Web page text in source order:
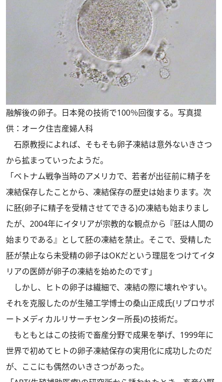
融解後の卵子。日本発の技術で100％回復する。写真提
供：オーク住吉産婦人科
石原教授によれば、そもそも卵子凍結は意外ないきさつ
から拡まっていったようだ。
「ベトナム戦争当時のアメリカで、若者が出征前に精子を
凍結保存したことから、凍結保存の歴史は始まります。次
に胚(卵子に精子を受精させてできる)の凍結も始まりまし
たが、2004年にイタリアが宗教的な観点から『胚は人間の
始まりである』として胚の凍結を禁止。そこで、受精した
胚が禁止なら未受精の卵子はOKだという理屈をつけてイタ
リアの医師が卵子の凍結を始めたのです」
しかし、ヒトの卵子は繊細で、凍結の際に壊れやすい。
それを克服したのが生殖工学博士の桑山正成氏(リプロサポ
ートメディカルリサーチセンター所長)の技術だ。
もともとはこの技術で畜産分野で成果を挙げ、1999年に
世界で初めてヒトの卵子凍結保存の実用化に成功したのだ
が、ここにも偶然のいきさつがあった。